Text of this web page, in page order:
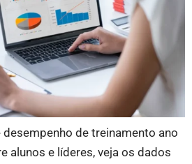
de treinamento ano
alunos e líderes, veja os dados